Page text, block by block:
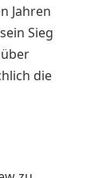
Jahren
Sieg
die